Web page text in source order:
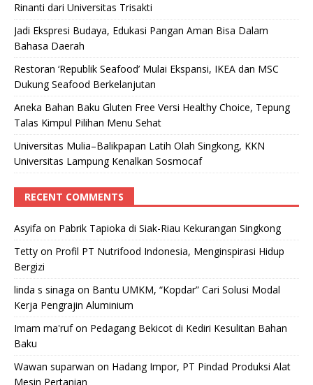
Rinanti dari Universitas Trisakti
Jadi Ekspresi Budaya, Edukasi Pangan Aman Bisa Dalam
Bahasa Daerah
Restoran ‘Republik Seafood’ Mulai Ekspansi, IKEA dan MSC
Dukung Seafood Berkelanjutan
Aneka Bahan Baku Gluten Free Versi Healthy Choice, Tepung
Talas Kimpul Pilihan Menu Sehat
Universitas Mulia–Balikpapan Latih Olah Singkong, KKN
Universitas Lampung Kenalkan Sosmocaf
RECENT COMMENTS
Asyifa on Pabrik Tapioka di Siak-Riau Kekurangan Singkong
Tetty on Profil PT Nutrifood Indonesia, Menginspirasi Hidup
Bergizi
linda s sinaga on Bantu UMKM, “Kopdar” Cari Solusi Modal
Kerja Pengrajin Aluminium
Imam ma'rufon Pedagang Bekicot di Kediri Kesulitan Bahan
Baku
Wawan suparwan on Hadang Impor, PT Pindad Produksi Alat
Mesin Pertanian